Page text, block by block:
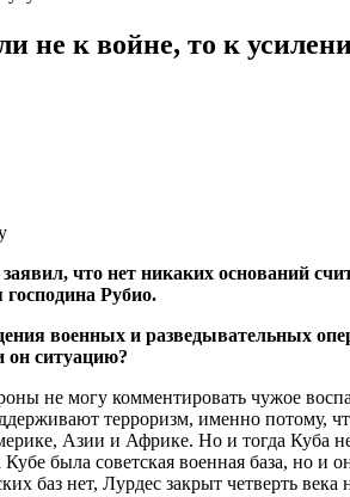
не к войне, то к
что нет никаких оснований
Рубио.
военных и разведывательных
он ситуацию?
не могу комментировать чужое
терроризм, именно потому,
Азии и Африке. Но и тогда Куба
была советская военная база, но и
баз нет, Лурдес закрыт четверть века